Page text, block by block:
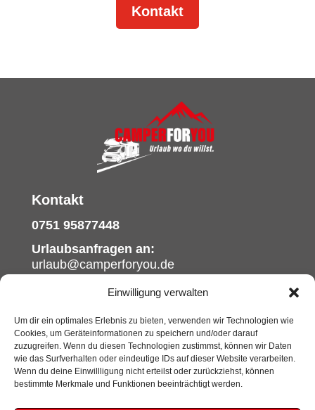
Einwilligung verwalten
Um dir ein optimales Erlebnis zu bieten, verwenden wir Technologien wie
Cookies, um Geräteinformationen zu speichern und/oder darauf
zuzugreifen. Wenn du diesen Technologien zustimmst, können wir Daten
wie das Surfverhalten oder eindeutige IDs auf dieser Website verarbeiten.
Wenn du deine Einwillligung nicht erteilst oder zurückziehst, können
bestimmte Merkmale und Funktionen beeinträchtigt werden.
Kontakt
Kontakt
0751 95877448
Urlaubsanfragen an:
urlaub@camperforyou.de
Serviceanfragen an:
Social Media